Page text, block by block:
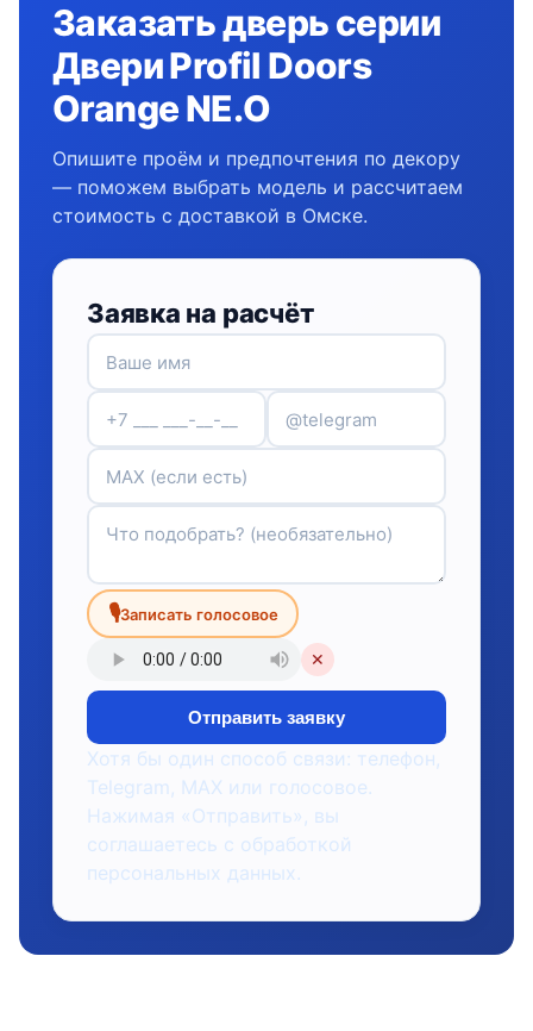
Заказать дверь серии
Двери Profil Doors
Orange NE.O
Опишите проём и предпочтения по декору
— поможем выбрать модель и рассчитаем
стоимость с доставкой в Омске.
Заявка на расчёт
🎙Записать голосовое
✕
Отправить заявку
Хотя бы один способ связи: телефон,
Telegram, MAX или голосовое.
Нажимая «Отправить», вы
соглашаетесь с обработкой
персональных данных.